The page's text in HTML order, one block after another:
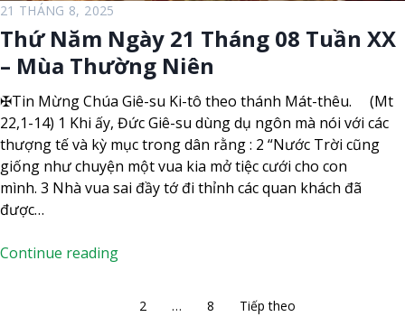
r
i
-
a
N
ữ
V
ư
g
21 THÁNG 8, 2025
Thứ Năm Ngày 21 Tháng 08 Tuần XX
– Mùa Thường Niên
✠Tin Mừng Chúa Giê-su Ki-tô theo thánh Mát-thêu. (Mt
22,1-14) 1 Khi ấy, Đức Giê-su dùng dụ ngôn mà nói với các
thượng tế và kỳ mục trong dân rằng : 2 “Nước Trời cũng
giống như chuyện một vua kia mở tiệc cưới cho con
mình. 3 Nhà vua sai đầy tớ đi thỉnh các quan khách đã
được…
Continue readingT
2 … 8 Tiếp theo